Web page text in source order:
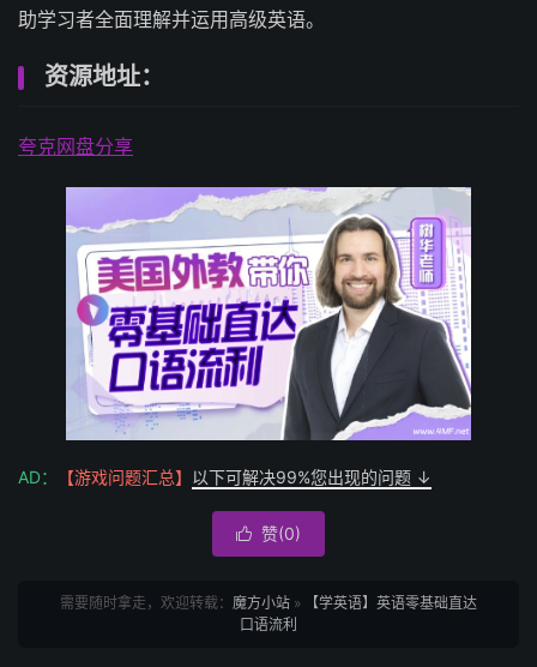
助学习者全面理解并运用高级英语。
资源地址：
夸克网盘分享
AD： 【游戏问题汇总】 以下可解决99%您出现的问题 ↓
 赞(0)
需要随时拿走，欢迎转载： 魔方小站 »
【学英语】英语零基础直达
口语流利